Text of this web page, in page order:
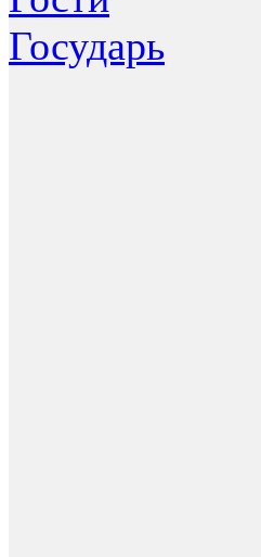
Государь